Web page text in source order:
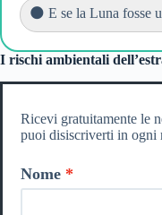
🌑 E se la Luna fosse
I rischi ambientali
Ricevi gratuitamente le
puoi disiscriverti in ogni
Nome